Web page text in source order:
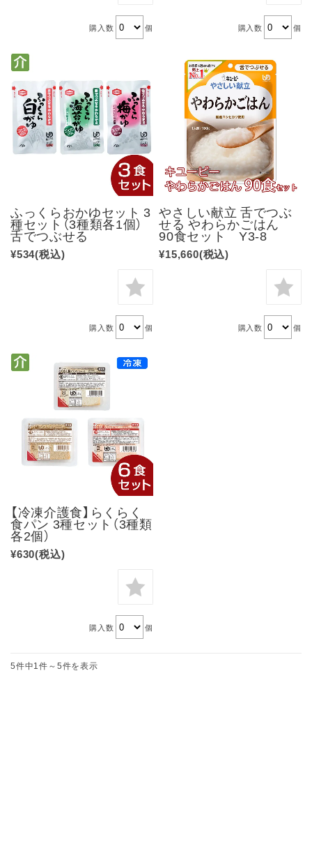
購入数 個 購入数 個
ふっくらおかゆセット 3
種セット（3種類各1個）
舌でつぶせる
¥534(税込)
購入数 個
やさしい献立 舌でつぶ
せる やわらかごはん
90食セット Y3-8
¥15,660(税込)
購入数 個
【冷凍介護食】らくらく
食パン 3種セット（3種類
各2個）
¥630(税込)
購入数 個
5件中1件～5件を表示